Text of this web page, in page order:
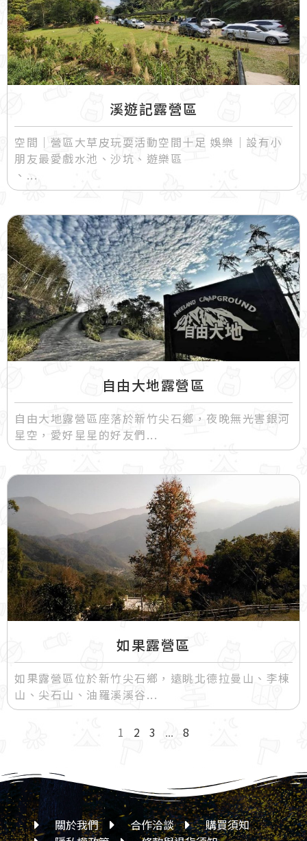
溪遊記露營區
空間｜營區大草皮玩耍活動空間十足 娛樂｜設有小
朋友最愛戲水池、沙坑、遊樂區
、
自由大地露營區
自由大地露營區座落於新竹尖石鄉，夜晚無光害銀河
星空，愛好星星的好友們
如果露營區
如果露營區位於新竹尖石鄉，遠眺北德拉曼山、李棟
山、尖石山、油羅溪溪谷
1 2 3 ... 8
關於我們 合作洽談
購買須知